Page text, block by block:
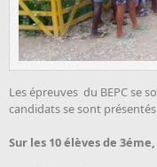
Les épreuves du BEPC se
candidats se sont présentés
Sur les 10 élèves de